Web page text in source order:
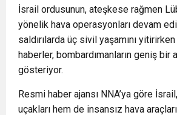
Bostanlı temizlendi
16:01 MUSTAFA KESER’DEN MÜZİK VE
DOLU GECE
İsrail ordusunun, ateşkese rağmen
yönelik hava operasyonları devam
saldırılarda üç sivil yaşamını
haberler, bombardımanların geniş bir
gösteriyor.
Resmi haber ajansı NNA’ya göre
uçakları hem de insansız hava